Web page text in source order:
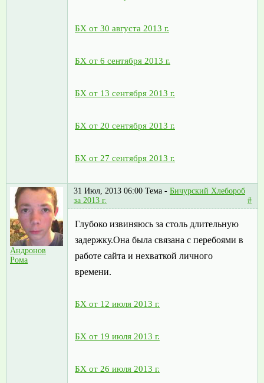
БХ от 30 августа 2013 г.
БХ от 6 сентября 2013 г.
БХ от 13 сентября 2013 г.
БХ от 20 сентября 2013 г.
БХ от 27 сентября 2013 г.
Андронов
Рома
31 Июл, 2013 06:00 Тема - Бичурский Хлебороб
за 2013 г.
#
Глубоко извиняюсь за столь длительную
задержку.Она была связана с перебоями в
работе сайта и нехваткой личного
времени.
БХ от 12 июля 2013 г.
БХ от 19 июля 2013 г.
БХ от 26 июля 2013 г.